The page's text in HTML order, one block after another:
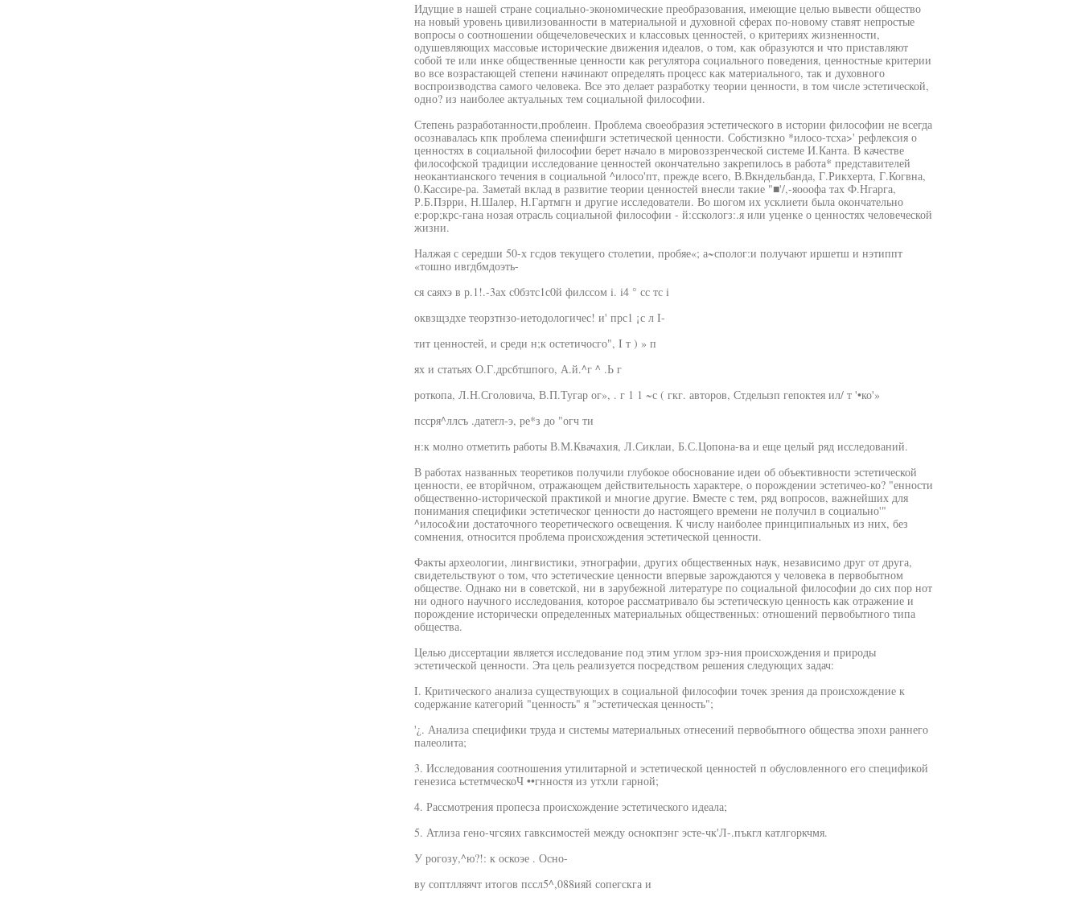
Идущие в нашей стране социально-экономические преобразования, имеющие целью вывести общество
на новый уровень цивилизованности в материальной и духовной сферах по-новому ставят непростые
вопросы о соотношении общечеловеческих и классовых ценностей, о критериях жизненности,
одушевляющих массовые исторические движения идеалов, о том, как образуются и что приставляют
собой те или инке общественные ценности как регулятора социального поведения, ценностные критерии
во все возрастающей степени начинают определять процесс как материального, так и духовного
воспроизводства самого человека. Все это делает разработку теории ценности, в том числе эстетической,
одно? из наиболее актуальных тем социальной философии.
Степень разработанности,проблеин. Проблема своеобразия эстетического в истории философии не всегда
осознавалась кпк проблема спеиифшги эстетической ценности. Собстизкно *илосо-тсха>' рефлексия о
ценностях в социальной философии берет начало в мировоззренческой системе И.Канта. В качестве
философской традиции исследование ценностей окончательно закрепилось в работа* представителей
неокантианского течения в социальной ^илосо'пт, прежде всего, В.Вкндельбанда, Г.Рикхерта, Г.Когвна,
0.Кассире-ра. Заметай вклад в развитие теории ценностей внесли такие "■'/,-яооофа тах Ф.Нгарга,
Р.Б.Пзрри, Н.Шалер, Н.Гартмгн и другие исследователи. Во шогом их усклиети была окончательно
е:рор;крс-гана нозая отрасль социальной философии - й:сскологз:.я или уценке о ценностях человеческой
жизни.
Налжая с середши 50-х гсдов текущего столетии, пробяе«; а~сполог:и получают иршетш и нэтиппт
«тошно ивгдбмдоэть-
ся саяхэ в р.1!.-3ах с0бзтс1с0й филссом i. i4 ° сс тс i
оквзщздхе теорзтнзо-иетодологичес! и' прс1 ¡с л I-
тит ценностей, и среди н;к остетичосго", I т ) » п
ях и статьях О.Г.дрсбтшпого, А.й.^г ^ .Ь г
роткопа, Л.Н.Сголовича, В.П.Тугар ог», . г 1 1 ~с ( гкг. авторов, Стделызп гепоктея ил/ т '•ко'»
пссря^ллсъ .датегл-э, ре*з до "огч ти
н:к молно отметить работы В.М.Квачахия, Л.Сиклаи, Б.С.Цопона-ва и еще целый ряд исследований.
В работах названных теоретиков получили глубокое обоснование идеи об объективности эстетической
ценности, ее вторйчном, отражающем действительность характере, о порождении эстетичео-ко? "енности
общественно-исторической практикой и многие другие. Вместе с тем, ряд вопросов, важнейших для
понимания специфики эстетическог ценности до настоящего времени не получил в социально'"
^илосо&ии достаточного теоретического освещения. К числу наиболее принципиальных из них, без
сомнения, относится проблема происхождения эстетической ценности.
Факты археологии, лингвистики, этнографии, других общественных наук, независимо друг от друга,
свидетельствуют о том, что эстетические ценности впервые зарождаются у человека в первобытном
обществе. Однако ни в советской, ни в зарубежной литературе по социальной философии до сих пор нот
ни одного научного исследования, которое рассматривало бы эстетическую ценность как отражение и
порождение исторически определенных материальных общественных: отношений первобытного типа
общества.
Целью диссертации является исследование под этим углом зрэ-ния происхождения и природы
эстетической ценности. Эта цель реализуется посредством решения следующих задач:
I. Критического анализа существующих в социальной философии точек зрения да происхождение к
содержание категорий "ценность" я "эстетическая ценность";
'¿. Анализа специфики труда и системы материальных отнесений первобытного общества эпохи раннего
палеолита;
3. Исследования соотношения утилитарной и эстетической ценностей п обусловленного его спецификой
генезиса ьстетмческоЧ ••гнностя из утхли гарной;
4. Рассмотрения пропесза происхождение эстетического идеала;
5. Атлиза гено-чгсяих гавксимостей между оснокпэнг эсте-чк'Л-.пъкгл катлгоркчмя.
У рогозу,^ю?!: к оскоэе . Осно-
ву соптлляячт итогов пссл5^,088ияй сопегскга и